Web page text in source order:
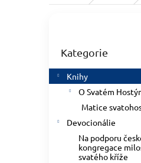
Kategorie
Knihy
O Svatém
Matice
Devocionálie
Na podporu
kongregace
svatého kříže